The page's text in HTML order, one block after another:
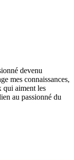
devenu
mes connaissances,
qui aiment les
au passionné du